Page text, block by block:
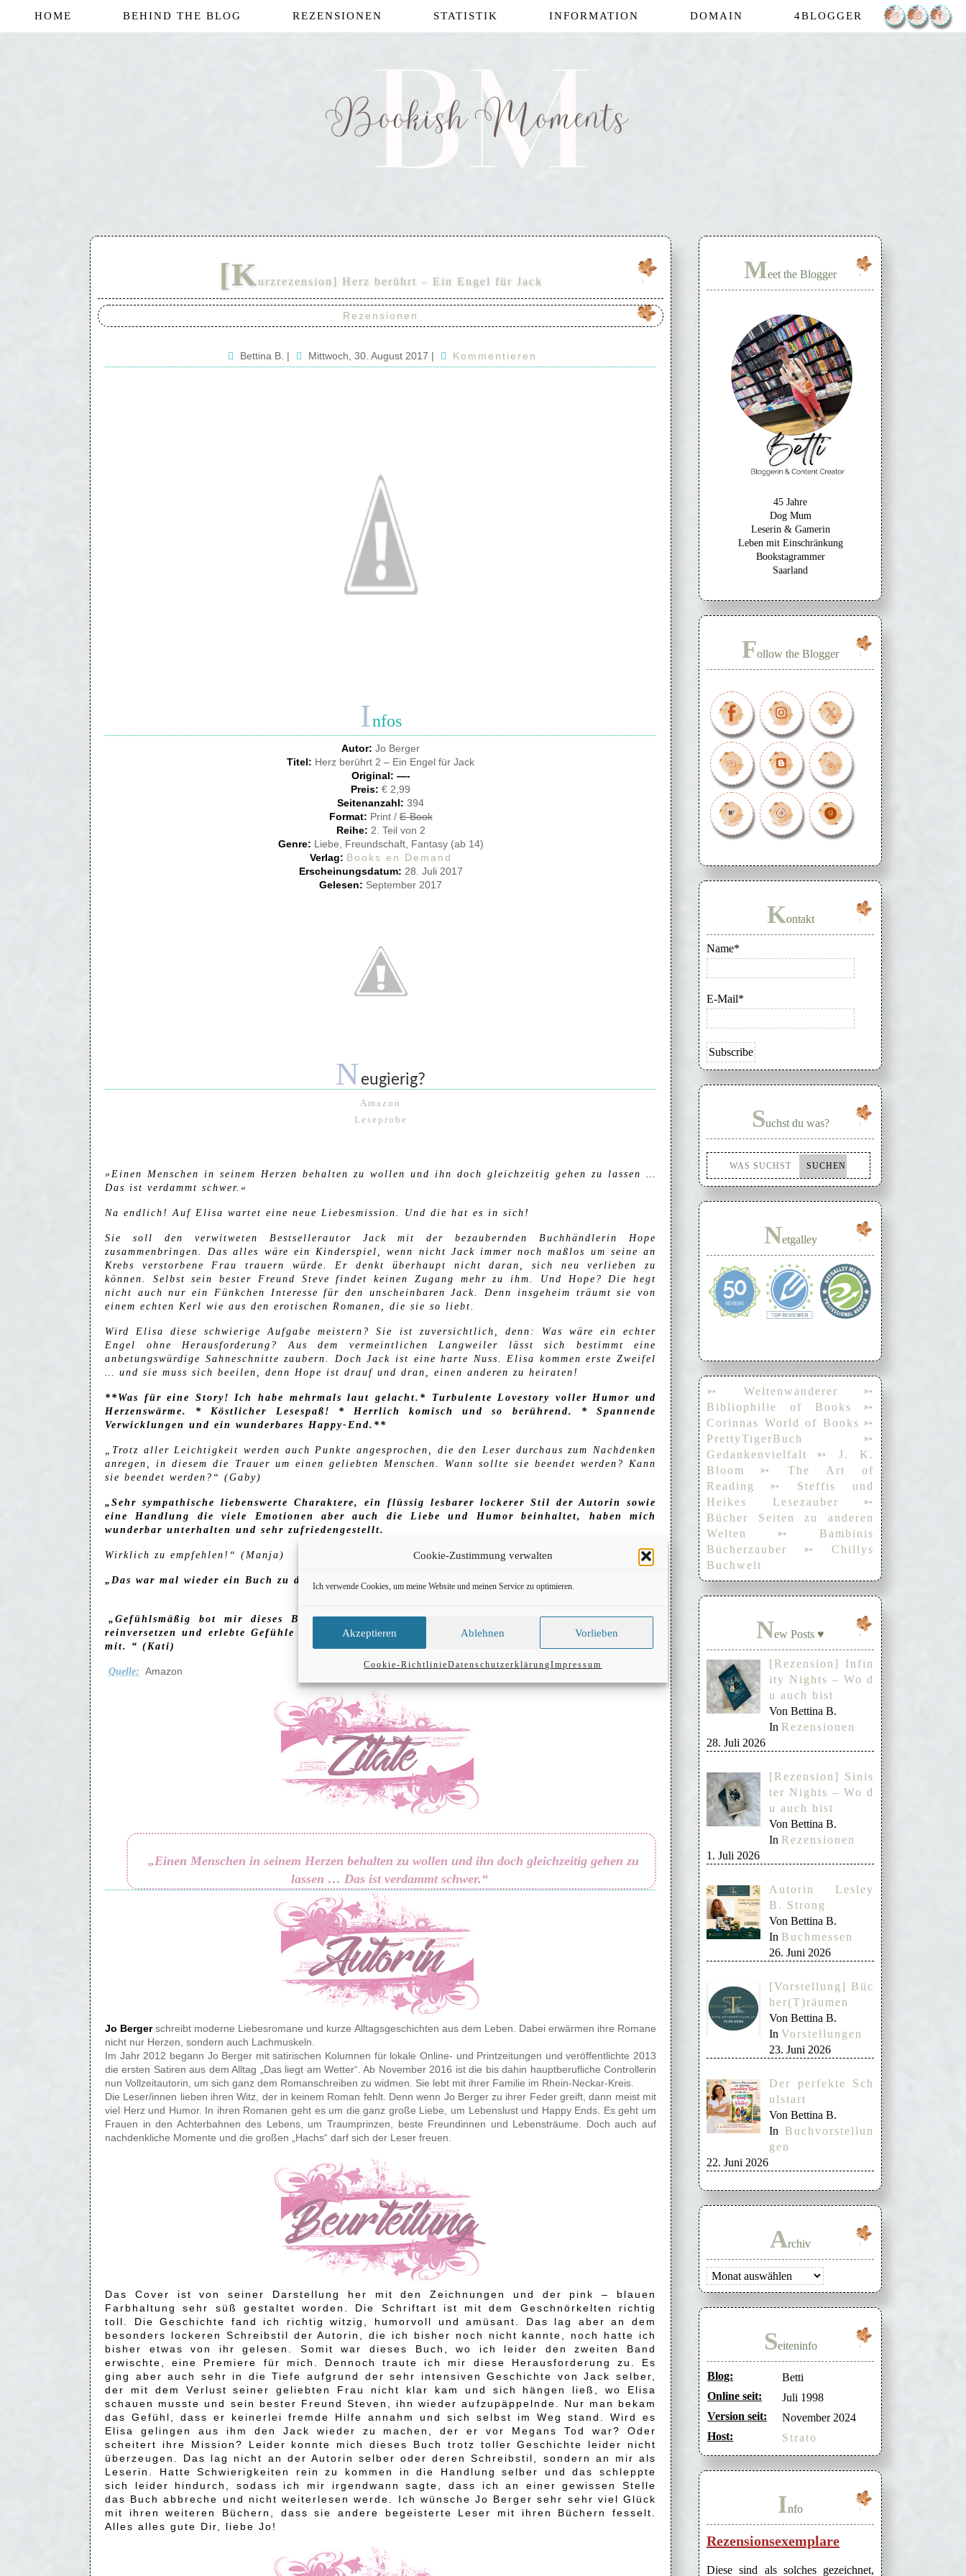
Cookie-Zustimmung verwalten
Ich verwende Cookies, um meine Website und meinen Service zu optimieren.
Akzeptieren Ablehnen Vorlieben
Cookie-RichtlinieDatenschutzerklärungImpressum
HOME BEHIND THE BLOG REZENSIONEN STATISTIK INFORMATION DOMAIN 4BLOGGER
[Kurzrezension] Herz berührt – Ein Engel für Jack
Rezensionen
Bettina B. | Mittwoch, 30. August 2017 | Kommentieren
Infos
Autor: Jo Berger
Titel: Herz berührt 2 – Ein Engel für Jack
Original: —-
Preis: € 2,99
Seitenanzahl: 394
Format: Print /E-Book
Reihe: 2. Teil von 2
Genre: Liebe, Freundschaft, Fantasy (ab 14)
Verlag: Books en Demand
Erscheinungsdatum: 28. Juli 2017
Gelesen: September 2017
Neugierig?
Amazon
Leseprobe
»Einen Menschen in seinem Herzen behalten zu wollen und ihn doch gleichzeitig gehen zu lassen …
Das ist verdammt schwer.«
Na endlich! Auf Elisa wartet eine neue Liebesmission. Und die hat es in sich!
Sie soll den verwitweten Bestsellerautor Jack mit der bezaubernden Buchhändlerin Hope
zusammenbringen. Das alles wäre ein Kinderspiel, wenn nicht Jack immer noch maßlos um seine an
Krebs verstorbene Frau trauern würde. Er denkt überhaupt nicht daran, sich neu verlieben zu
können. Selbst sein bester Freund Steve findet keinen Zugang mehr zu ihm. Und Hope? Die hegt
nicht auch nur ein Fünkchen Interesse für den unscheinbaren Jack. Denn insgeheim träumt sie von
einem echten Kerl wie aus den erotischen Romanen, die sie so liebt.
Wird Elisa diese schwierige Aufgabe meistern? Sie ist zuversichtlich, denn: Was wäre ein echter
Engel ohne Herausforderung? Aus dem vermeintlichen Langweiler lässt sich bestimmt eine
anbetungswürdige Sahneschnitte zaubern. Doch Jack ist eine harte Nuss. Elisa kommen erste Zweifel
… und sie muss sich beeilen, denn Hope ist drauf und dran, einen anderen zu heiraten!
**Was für eine Story! Ich habe mehrmals laut gelacht.* Turbulente Lovestory voller Humor und
Herzenswärme. * Köstlicher Lesespaß! * Herrlich komisch und so berührend. * Spannende
Verwicklungen und ein wunderbares Happy-End.**
„Trotz aller Leichtigkeit werden auch Punkte angesprochen, die den Leser durchaus zum Nachdenken
anregen, in diesem die Trauer um einen geliebten Menschen. Wann sollte sie beendet werden? Kann
sie beendet werden?“ (Gaby)
„Sehr sympathische liebenswerte Charaktere, ein flüssig lesbarer lockerer Stil der Autorin sowie
eine Handlung die viele Emotionen aber auch die Liebe und Humor beinhaltet, haben mich
wunderbar unterhalten und sehr zufriedengestellt.
Wirklich zu empfehlen!“ (Manja)
„Das war mal wieder ein Buch zu dem die Aussage: hach, war das wieder schön passt.“ (Ulla)
„Gefühlsmäßig bot mir dieses Buch eine ganze Menge. Denn ich konnte mich in alles gut
reinversetzen und erlebte Gefühle wie Freunde, Glück, Einsamkeit, Wut und Traurigkeit hautnah
mit. “ (Kati)
Quelle: Amazon
„Einen Menschen in seinem Herzen behalten zu wollen und ihn doch gleichzeitig gehen zu
lassen … Das ist verdammt schwer.“
Jo Bergerschreibt moderne Liebesromane und kurze Alltagsgeschichten aus dem Leben. Dabei erwärmen ihre Romane
nicht nur Herzen, sondern auch Lachmuskeln.
Im Jahr 2012 begann Jo Berger mit satirischen Kolumnen für lokale Online- und Printzeitungen und veröffentlichte 2013
die ersten Satiren aus dem Alltag „Das liegt am Wetter“. Ab November 2016 ist die bis dahin hauptberufliche Controllerin
nun Vollzeitautorin, um sich ganz dem Romanschreiben zu widmen. Sie lebt mit ihrer Familie im Rhein-Neckar-Kreis.
Die Leser/innen lieben ihren Witz, der in keinem Roman fehlt. Denn wenn Jo Berger zu ihrer Feder greift, dann meist mit
viel Herz und Humor. In ihren Romanen geht es um die ganz große Liebe, um Lebenslust und Happy Ends. Es geht um
Frauen in den Achterbahnen des Lebens, um Traumprinzen, beste Freundinnen und Lebensträume. Doch auch auf
nachdenkliche Momente und die großen „Hachs“ darf sich der Leser freuen.
Das Cover ist von seiner Darstellung her mit den Zeichnungen und der pink – blauen
Farbhaltung sehr süß gestaltet worden. Die Schriftart ist mit dem Geschnörkelten richtig
toll. Die Geschichte fand ich richtig witzig, humorvoll und amüsant. Das lag aber an dem
besonders lockeren Schreibstil der Autorin, die ich bisher noch nicht kannte, noch hatte ich
bisher etwas von ihr gelesen. Somit war dieses Buch, wo ich leider den zweiten Band
erwischte, eine Premiere für mich. Dennoch traute ich mir diese Herausforderung zu. Es
ging aber auch sehr in die Tiefe aufgrund der sehr intensiven Geschichte von Jack selber,
der mit dem Verlust seiner geliebten Frau nicht klar kam und sich hängen ließ, wo Elisa
schauen musste und sein bester Freund Steven, ihn wieder aufzupäppelnde. Nur man bekam
das Gefühl, dass er keinerlei fremde Hilfe annahm und sich selbst im Weg stand. Wird es
Elisa gelingen aus ihm den Jack wieder zu machen, der er vor Megans Tod war? Oder
scheitert ihre Mission? Leider konnte mich dieses Buch trotz toller Geschichte leider nicht
überzeugen. Das lag nicht an der Autorin selber oder deren Schreibstil, sondern an mir als
Leserin. Hatte Schwierigkeiten rein zu kommen in die Handlung selber und das schleppte
sich leider hindurch, sodass ich mir irgendwann sagte, dass ich an einer gewissen Stelle
das Buch abbreche und nicht weiterlesen werde. Ich wünsche Jo Berger sehr sehr viel Glück
mit ihren weiteren Büchern, dass sie andere begeisterte Leser mit ihren Büchern fesselt.
Alles alles gute Dir, liebe Jo!
Meet the Blogger
45 Jahre
Dog Mum
Leserin & Gamerin
Leben mit Einschränkung
Bookstagrammer
Saarland
Follow the Blogger
Kontakt
Name*
E-Mail*
Suchst du was?
Netgalley
➳ Weltenwanderer
➳
Bibliophilie of Books
➳
Corinnas World of Books ➳
PrettyTigerBuch
➳
Gedankenvielfalt
➳ J. K.
Bloom
➳ The Art of
Reading
➳ Steffis und
Heikes Lesezauber
➳
Bücher Seiten zu anderen
Welten
➳ Bambinis
Bücherzauber
➳ Chillys
Buchwelt
New Posts ♥
[Rezension] Infin
ity Nights – Wo d
u auch bist
Von Bettina B.
In Rezensionen
28. Juli 2026
[Rezension] Sinis
ter Nights – Wo d
u auch bist
Von Bettina B.
In Rezensionen
1. Juli 2026
Autorin Lesley
B. Strong
Von Bettina B.
In Buchmessen
26. Juni 2026
[Vorstellung] Büc
her(T)räumen
Von Bettina B.
In Vorstellungen
23. Juni 2026
Der perfekte Sch
ulstart
Von Bettina B.
In Buchvorstellun
gen
22. Juni 2026
Archiv
Archiv
Seiteninfo
Blog:
Betti
Online seit:
Juli 1998
Version seit:
November 2024
Host:
Strato
Info
Rezensionsexemplare
Diese sind als solches gezeichnet,